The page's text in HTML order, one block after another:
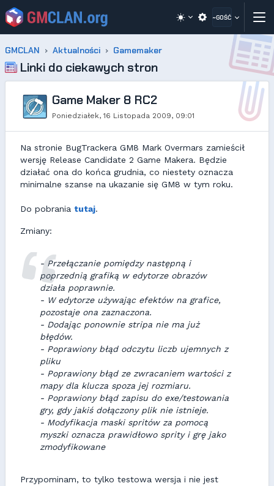
~GOŚĆ
GMCLAN Aktualności Gamemaker
Linki do ciekawych stron
Game Maker 8 RC2
Poniedziałek, 16 Listopada 2009, 09:01
Na stronie BugTrackera GM8 Mark Overmars zamieścił
wersję Release Candidate 2 Game Makera. Będzie
działać ona do końca grudnia, co niestety oznacza
minimalne szanse na ukazanie się GM8 w tym roku.
Do pobrania tutaj.
Zmiany:
- Przełączanie pomiędzy następną i
poprzednią grafiką w edytorze obrazów
działa poprawnie.
- W edytorze używając efektów na grafice,
pozostaje ona zaznaczona.
- Dodając ponownie stripa nie ma już
błędów.
- Poprawiony błąd odczytu liczb ujemnych z
pliku
- Poprawiony błąd ze zwracaniem wartości z
mapy dla klucza spoza jej rozmiaru.
- Poprawiony błąd zapisu do exe/testowania
gry, gdy jakiś dołączony plik nie istnieje.
- Modyfikacja maski spritów za pomocą
myszki oznacza prawidłowo sprity i grę jako
zmodyfikowane
Przypominam, to tylko testowa wersja i nie jest